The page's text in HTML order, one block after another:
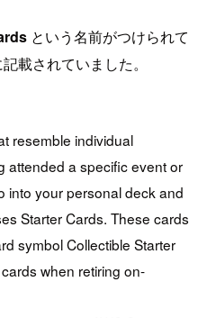
という名前がつけられて
載されていました。
resemble individual
attended a specific event or
into your personal deck and
Starter Cards. These cards
symbol Collectible Starter
when retiring on-